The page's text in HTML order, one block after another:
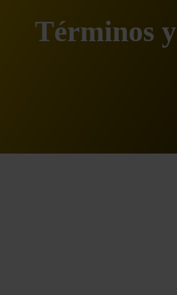
Términos